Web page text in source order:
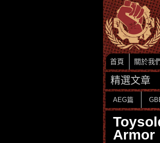
首頁 關於我
精選文章
AEG篇
Armor